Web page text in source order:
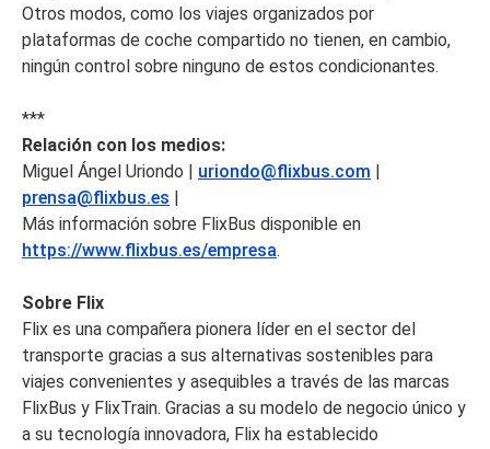
Otros modos, como los viajes organizados por
plataformas de coche compartido no tienen, en cambio,
ningún control sobre ninguno de estos condicionantes.
***
Relación con los medios:
Miguel Ángel Uriondo | uriondo@flixbus.com
prensa@flixbus.es
Más información sobre FlixBus disponible en
https://www.flixbus.es/empresa.
Sobre Flix
Flix es una compañera pionera líder en el sector del
transporte gracias a sus alternativas sostenibles para
viajes convenientes y asequibles a través de las marcas
FlixBus y FlixTrain. Gracias a su modelo de negocio único y
a su tecnología innovadora, Flix ha establecido